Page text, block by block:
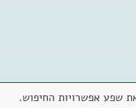
שפע אפשרויות החיפוש.